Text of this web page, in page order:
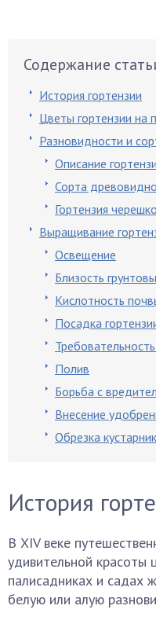
Содержание
История гортензии
Цветы гортензии на
Разновидности и
Описание
Сорта
Гортензия
Выращивание
Освещение
Близость
Кислотность
Посадка
Полив
Борьба с
Внесение
Обрезка
История
В XIV веке
удивительной красоты
палисадниках и садах
белую или алую